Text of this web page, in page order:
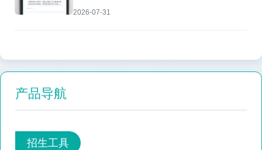
2026-07-31
产品导航
招生工具